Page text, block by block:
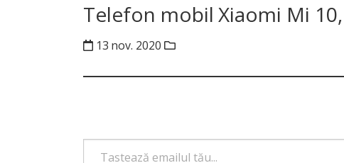
Telefon mobil Xiaomi Mi
13 nov. 2020
Tastează emailul tău...